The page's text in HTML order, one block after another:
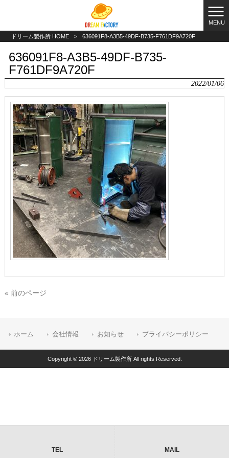
MENU
ドリーム製作所 HOME > 636091F8-A3B5-49DF-B735-F761DF9A720F
636091F8-A3B5-49DF-B735-
F761DF9A720F
2022/01/06
« 前のページ
ホーム 会社情報 お知らせ プライバシーポリシー
Copyright © 2026 ドリーム製作所 All rights Reserved.
TEL MAIL